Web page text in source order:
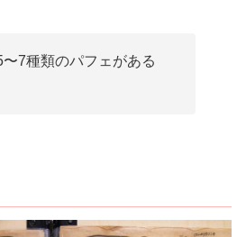
〜7種類のパフェがある